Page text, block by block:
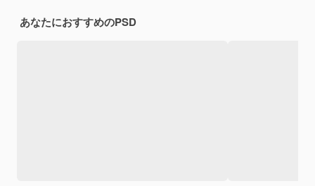
あなたにおすすめのPSD